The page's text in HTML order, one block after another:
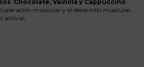
: Chocolate, Vainilla y Cappuccino
muscular y el desarrollo muscular,
activas.